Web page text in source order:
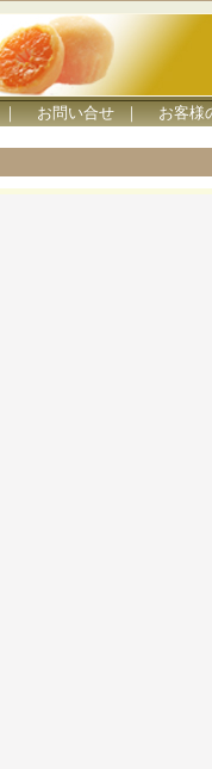
｜ お問い合せ ｜ お客様